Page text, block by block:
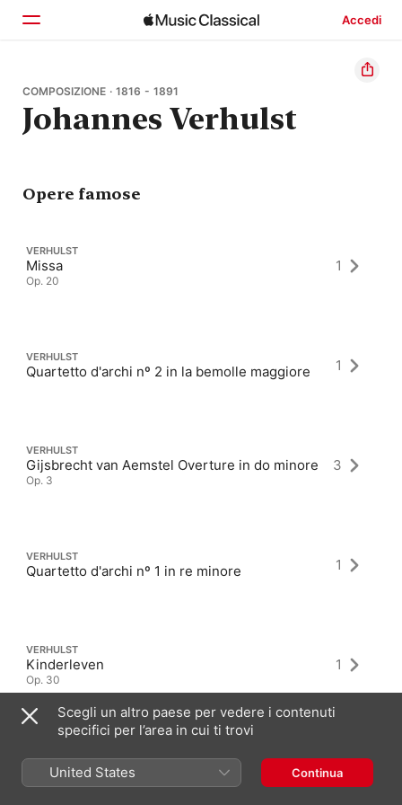
Accedi
Home
Scopri
COMPOSIZIONE · 1816 - 1891
Johannes Verhulst
Opere famose
VERHULST
Missa
Op. 20
1
VERHULST
Quartetto d'archi nº 2 in la bemolle maggiore 1
VERHULST
Gijsbrecht van Aemstel Overture in do minore
Op. 3
3
VERHULST
Quartetto d'archi nº 1 in re minore 1
VERHULST
Kinderleven
Op. 30
1
Scegli un altro paese per vedere i contenuti
specifici per l’area in cui ti trovi
United States Continua